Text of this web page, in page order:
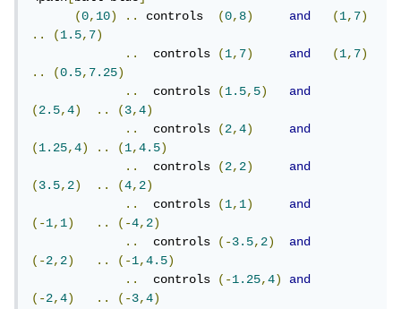
(0,10) .. controls (0,8) and (1,7)
..
(1.5,7)
..
  controls
(1,7) and (1,7)
..
(0.5,7.25)
..
  controls
(1.5,5)
and
(2.5,4) .. (3,4)
..
  controls
(2,4)
and
(1.25,4) .. (1,4.5)
..
  controls
(2,2)
and
(3.5,2) .. (4,2)
..
  controls
(1,1)
and
(-1,1) .. (-4,2)
..
  controls
(-3.5,2)
and
(-2,2) .. (-1,4.5)
..
  controls
(-1.25,4)
and
(-2,4) .. (-3,4)